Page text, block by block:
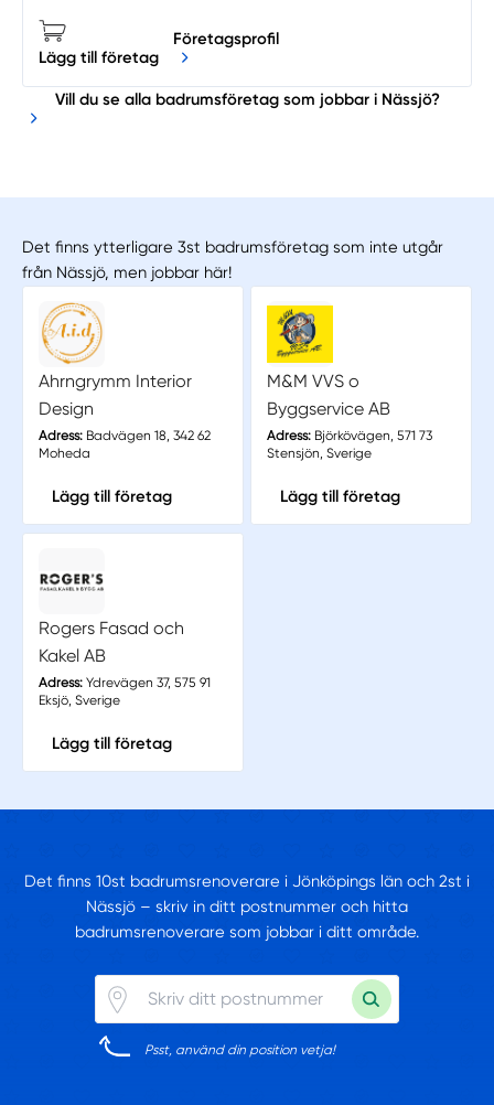
Lägg till företag
Företagsprofil
Vill du se alla badrumsföretag som jobbar i Nässjö?
Det finns ytterligare 3st badrumsföretag som inte utgår
från Nässjö, men jobbar här!
Ahrngrymm Interior
Design
Adress:Badvägen 18, 342 62
Moheda
Lägg till företag
M&M VVS o
Byggservice AB
Adress:Björkövägen, 571 73
Stensjön, Sverige
Lägg till företag
Rogers Fasad och
Kakel AB
Adress:Ydrevägen 37, 575 91
Eksjö, Sverige
Lägg till företag
Det finns 10st badrumsrenoverare i Jönköpings län och 2st i
Nässjö – skriv in ditt postnummer och hitta
badrumsrenoverare som jobbar i ditt område.
Psst, använd din position vetja!